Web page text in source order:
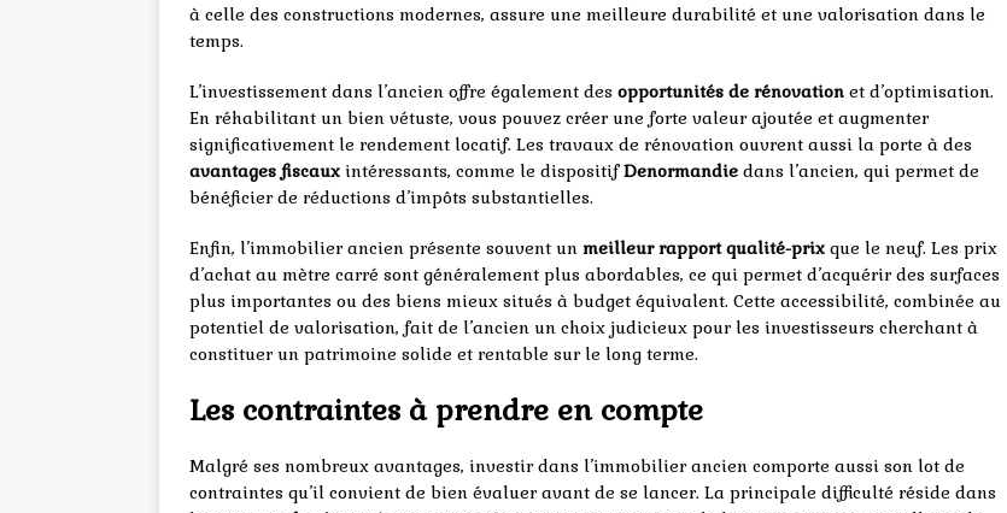
à celle des constructions modernes, assure une meilleure durabilité et une valorisation dans le
temps.
L’investissement dans l’ancien offre également des opportunités de rénovation et d’optimisation.
En réhabilitant un bien vétuste, vous pouvez créer une forte valeur ajoutée et augmenter
significativement le rendement locatif. Les travaux de rénovation ouvrent aussi la porte à des
avantages fiscaux intéressants, comme le dispositifDenormandie dans l’ancien, qui permet de
bénéficier de réductions d’impôts substantielles.
Enfin, l’immobilier ancien présente souvent un meilleur rapport qualité-prix que le neuf. Les prix
d’achat au mètre carré sont généralement plus abordables, ce qui permet d’acquérir des surfaces
plus importantes ou des biens mieux situés à budget équivalent. Cette accessibilité, combinée au
potentiel de valorisation, fait de l’ancien un choix judicieux pour les investisseurs cherchant à
constituer un patrimoine solide et rentable sur le long terme.
Les contraintes à prendre en compte
Malgré ses nombreux avantages, investir dans l’immobilier ancien comporte aussi son lot de
contraintes qu’il convient de bien évaluer avant de se lancer. La principale difficulté réside dans